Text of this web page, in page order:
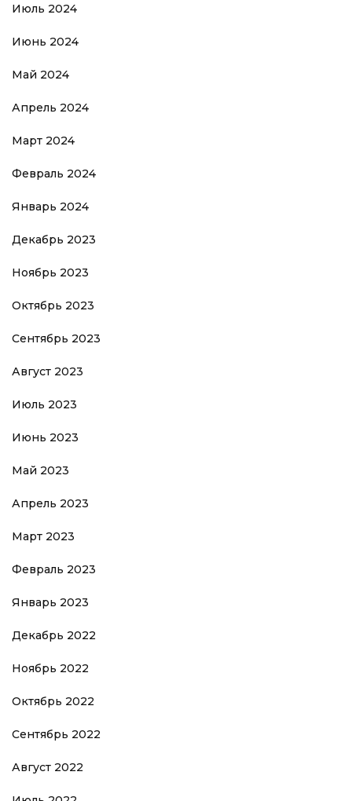
Июль 2024
Июнь 2024
Май 2024
Апрель 2024
Март 2024
Февраль 2024
Январь 2024
Декабрь 2023
Ноябрь 2023
Октябрь 2023
Сентябрь 2023
Август 2023
Июль 2023
Июнь 2023
Май 2023
Апрель 2023
Март 2023
Февраль 2023
Январь 2023
Декабрь 2022
Ноябрь 2022
Октябрь 2022
Сентябрь 2022
Август 2022